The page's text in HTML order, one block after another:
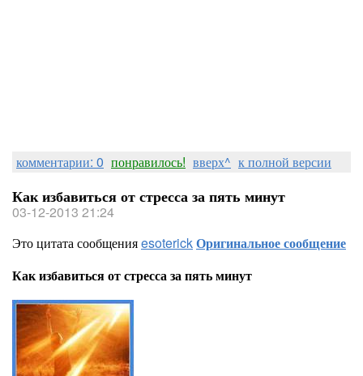
комментарии: 0 понравилось! вверх^ к полной версии
Как избавиться от стресса за пять минут
03-12-2013 21:24
Это цитата сообщенияesoterickОригинальное сообщение
Как избавиться от стресса за пять минут